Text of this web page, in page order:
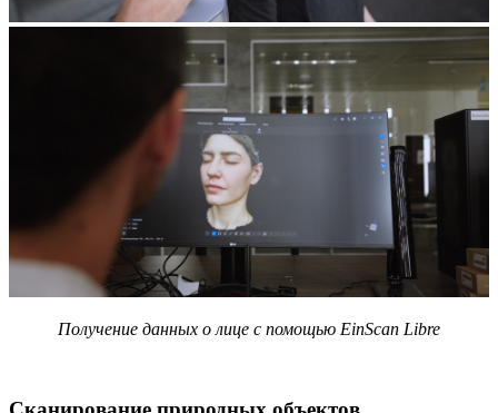
Получение данных о лице с помощью EinScan Libre